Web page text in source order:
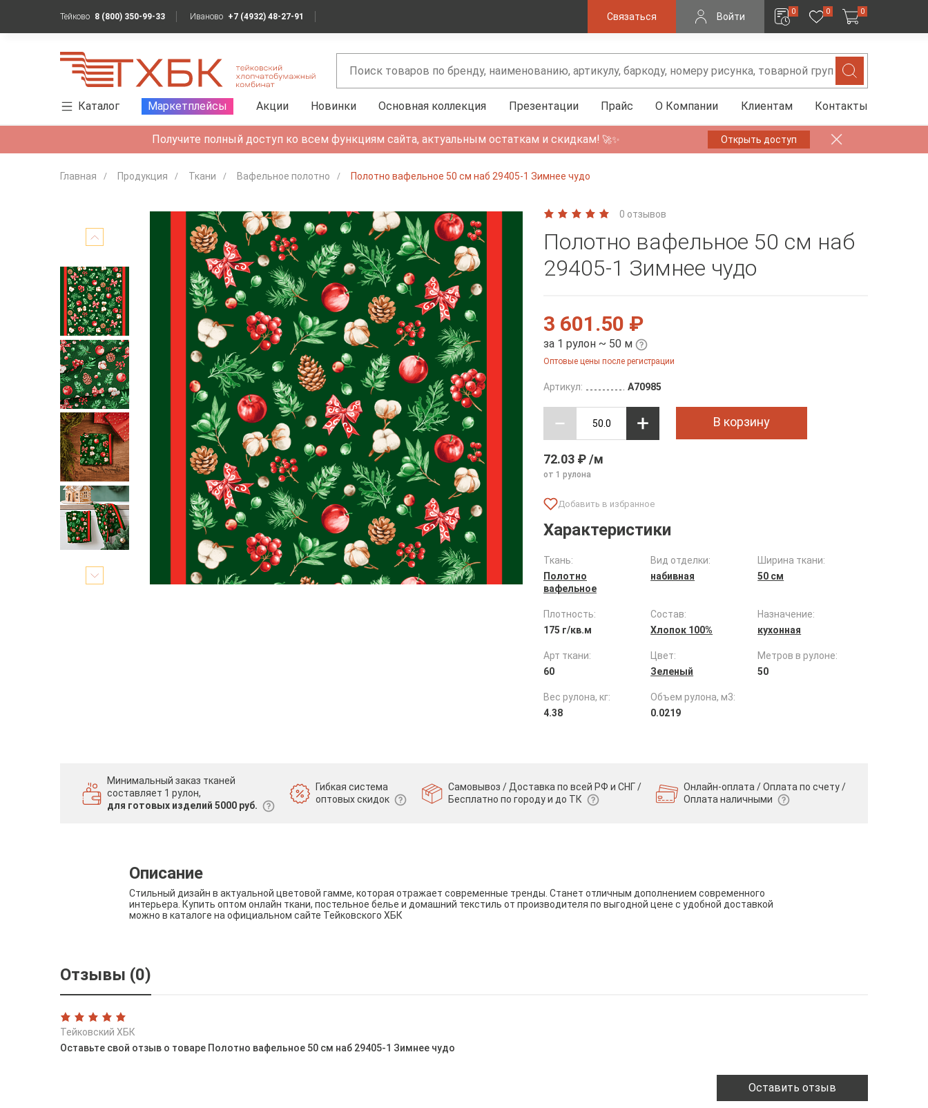
Тейково 8 (800) 350-99-33 Иваново +7 (4932) 48-27-91 Связаться Войти 0 0 0
Каталог Маркетплейсы Акции Новинки Основная коллекция Презентации Прайс О Компании Клиентам Контакты
Получите полный доступ ко всем функциям сайта, актуальным остаткам и скидкам! 🚀✨ Открыть доступ
Главная Продукция Ткани Вафельное полотно Полотно вафельное 50 см наб 29405-1 Зимнее чудо
0 отзывов
Полотно вафельное 50 см наб
29405-1 Зимнее чудо
3 601.50 ₽
за 1 рулон ~ 50 м
Оптовые цены после регистрации
Артикул: A70985
В корзину
72.03 ₽ /м
от 1 рулона
Характеристики
Ткань:
Полотно
вафельное
Вид отделки:
набивная
Ширина ткани:
50 см
Плотность:
175 г/кв.м
Состав:
Хлопок 100%
Назначение:
кухонная
Арт ткани:
60
Цвет:
Зеленый
Метров в рулоне:
50
Вес рулона, кг:
4.38
Объем рулона, м3:
0.0219
Минимальный заказ тканей
составляет 1 рулон,
для готовых изделий 5000 руб.
Гибкая система
оптовых скидок
Самовывоз / Доставка по всей РФ и СНГ /
Бесплатно по городу и до ТК
Онлайн-оплата / Оплата по счету /
Оплата наличными
Описание
Стильный дизайн в актуальной цветовой гамме, которая отражает современные тренды. Станет отличным дополнением современного
интерьера. Купить оптом онлайн ткани, постельное белье и домашний текстиль от производителя по выгодной цене с удобной доставкой
можно в каталоге на официальном сайте Тейковского ХБК
Отзывы (0)
Тейковский ХБК
Оставьте свой отзыв о товаре Полотно вафельное 50 см наб 29405-1 Зимнее чудо
Оставить отзыв